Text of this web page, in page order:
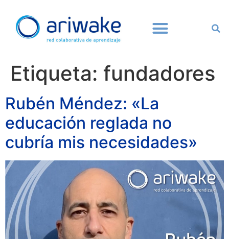
Etiqueta: fundadores
Rubén Méndez: «La
educación reglada no
cubría mis necesidades»